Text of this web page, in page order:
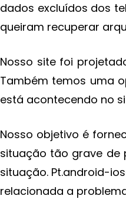
dados excluídos dos
queiram recuperar
Nosso site foi
Também temos uma
está acontecendo no
Nosso objetivo é
situação tão grave de
situação. Pt.android-
relacionada a